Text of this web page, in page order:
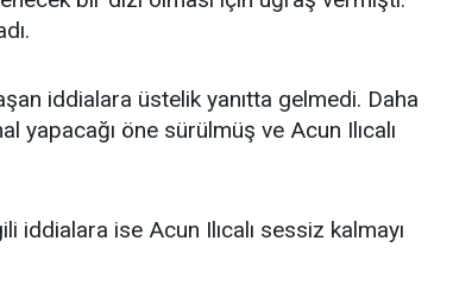
iddialara üstelik yanıtta gelmedi. Daha
yapacağı öne sürülmüş ve Acun Ilıcalı
iddialara ise Acun Ilıcalı sessiz kalmayı